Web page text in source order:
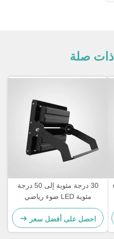
صلة
30 درجة مئوية إلى 50 درجة
مئوية LED ضوء رياضي
كهروستاتيكي مسحوق بوليستر
طلاء الإسكان نهائي قوي 4.5
كجم وزن مصمم لإضاءة
احصل على أفضل سعر